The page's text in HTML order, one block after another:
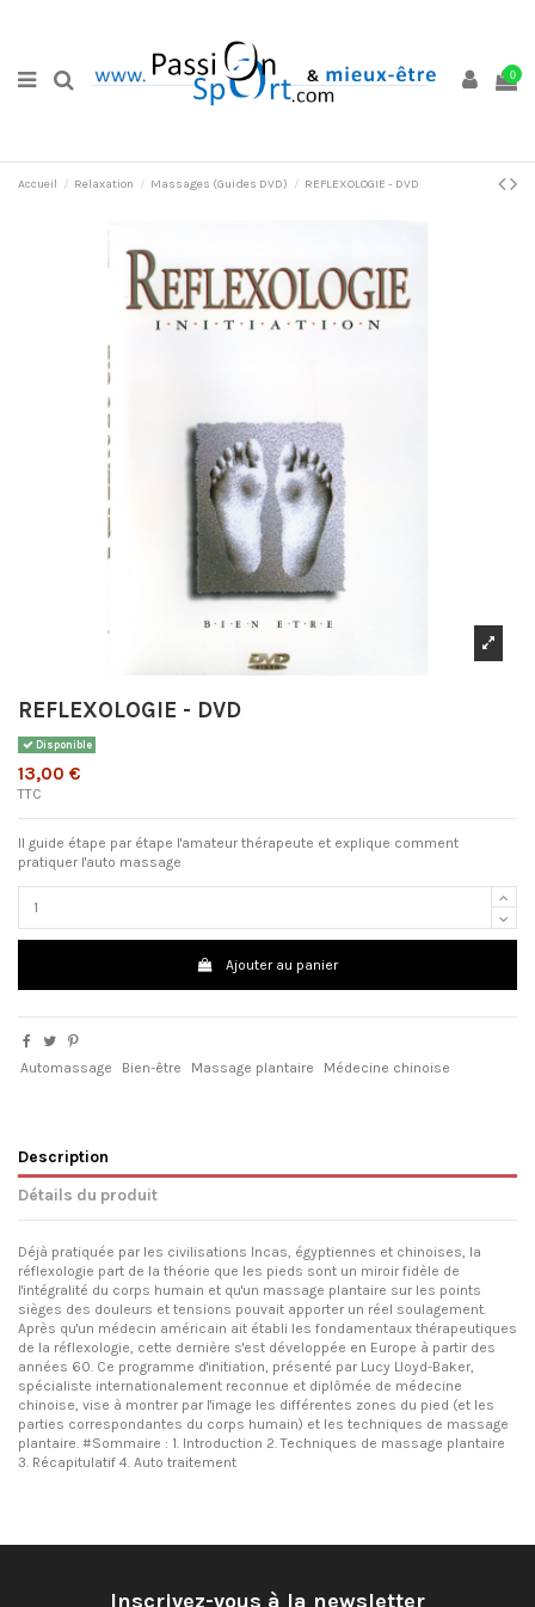
0
Accueil Relaxation Massages (Guides DVD) REFLEXOLOGIE - DVD
REFLEXOLOGIE - DVD
Disponible
13,00 €
TTC
Il guide étape par étape l'amateur thérapeute et explique comment
pratiquer l'auto massage
Ajouter au panier
Automassage Bien-être Massage plantaire Médecine chinoise
Description
Détails du produit
Déjà pratiquée par les civilisations Incas, égyptiennes et chinoises, la
réflexologie part de la théorie que les pieds sont un miroir fidèle de
l'intégralité du corps humain et qu'un massage plantaire sur les points
sièges des douleurs et tensions pouvait apporter un réel soulagement.
Après qu'un médecin américain ait établi les fondamentaux thérapeutiques
de la réflexologie, cette dernière s'est développée en Europe à partir des
années 60. Ce programme d'initiation, présenté par Lucy Lloyd-Baker,
spécialiste internationalement reconnue et diplômée de médecine
chinoise, vise à montrer par l'image les différentes zones du pied (et les
parties correspondantes du corps humain) et les techniques de massage
plantaire. #Sommaire : 1. Introduction 2. Techniques de massage plantaire
3. Récapitulatif 4. Auto traitement
Inscrivez-vous à la newsletter